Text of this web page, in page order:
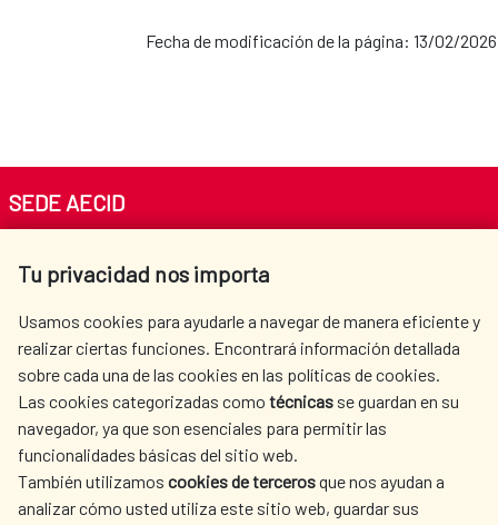
Fecha de modificación de la página: 13/02/2026
Tu privacidad nos importa
Usamos cookies para ayudarle a navegar de manera eficiente y
realizar ciertas funciones. Encontrará información detallada
sobre cada una de las cookies en las políticas de cookies.
Las cookies categorizadas como técnicas se guardan en su
navegador, ya que son esenciales para permitir las
funcionalidades básicas del sitio web.
También utilizamos cookies de tercerosque nos ayudan a
analizar cómo usted utiliza este sitio web, guardar sus
SEDE AECID
Tel. +34 900 20 30 54​​​​​​​
AECID
WHERE DO WE COOPERATE?
SPANISH HUMANITARIAN
ACTION
PRESS ROOM
CULTURE AND SCIENCE LIBRARY